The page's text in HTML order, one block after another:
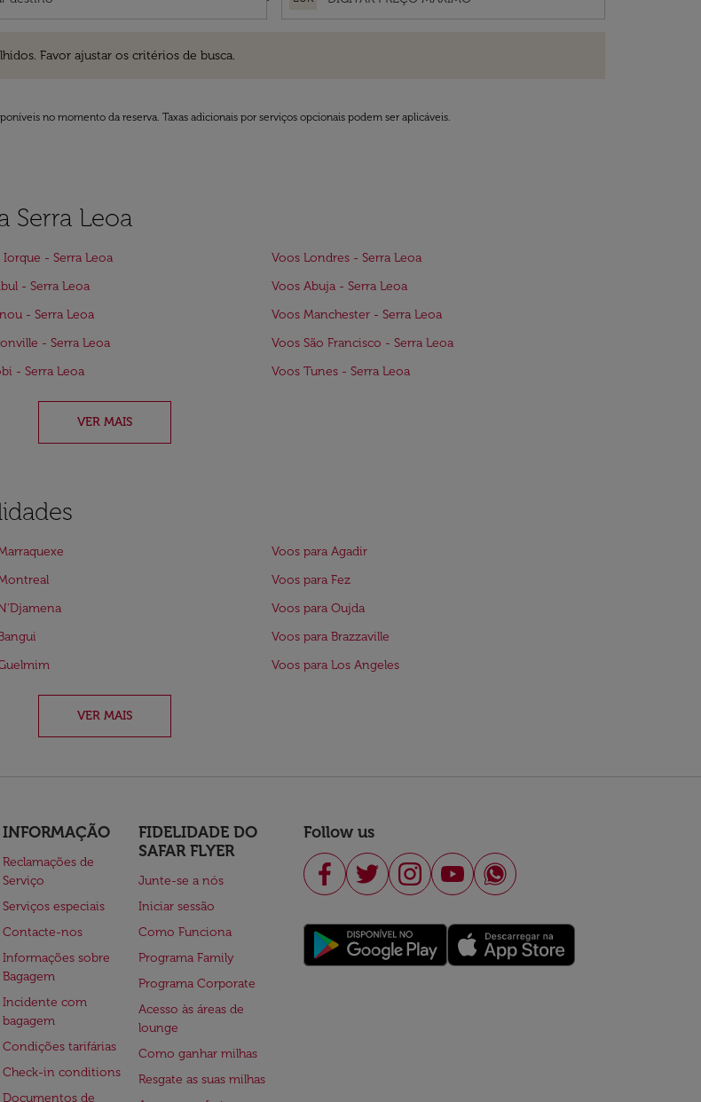
Favor ajustar os critérios de busca.
no momento da reserva. Taxas adicionais por serviços opcionais podem ser aplicáveis.
Serra Leoa
- Serra Leoa
Voos Londres - Serra Leoa
- Serra Leoa
Voos Abuja - Serra Leoa
- Serra Leoa
Voos Manchester - Serra Leoa
- Serra Leoa
Voos São Francisco - Serra Leoa
- Serra Leoa Voos Tunes - Serra Leoa
VER MAIS
Voos para Agadir
Voos para Fez
Voos para Oujda
Voos para Brazzaville
Voos para Los Angeles
VER MAIS
INFORMAÇÃO
Reclamações de
Serviço
Serviços especiais
Contacte-nos
Informações sobre
Bagagem
Incidente com
bagagem
Condições tarifárias
Check-in conditions
Documentos de
FIDELIDADE DO
SAFAR FLYER
Junte-se a nós
Iniciar sessão
Como Funciona
Programa Family
Programa Corporate
Acesso às áreas de
lounge
Como ganhar milhas
Resgate as suas milhas
Follow us